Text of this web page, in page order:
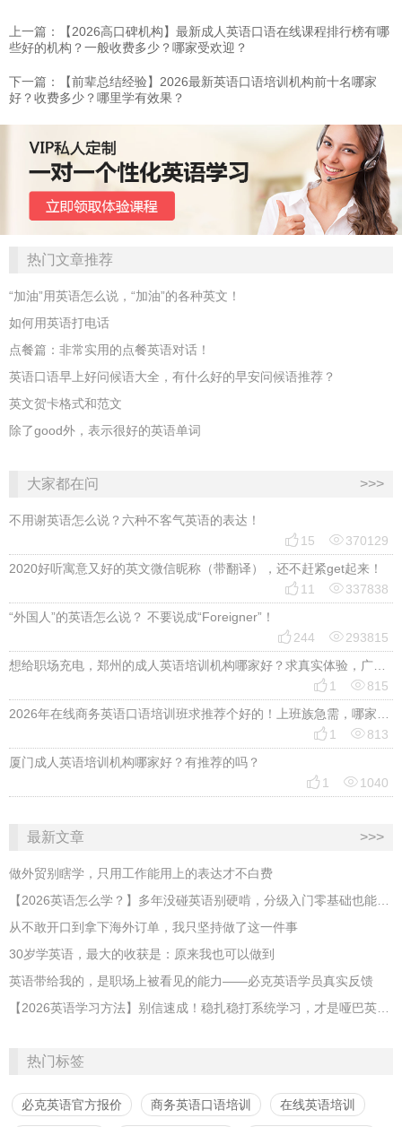
上一篇：【2026高口碑机构】最新成人英语口语在线课程排行榜有哪
些好的机构？一般收费多少？哪家受欢迎？
下一篇：【前辈总结经验】2026最新英语口语培训机构前十名哪家
好？收费多少？哪里学有效果？
热门文章推荐
“加油”用英语怎么说，“加油”的各种英文！
如何用英语打电话
点餐篇：非常实用的点餐英语对话！
英语口语早上好问候语大全，有什么好的早安问候语推荐？
英文贺卡格式和范文
除了good外，表示很好的英语单词
大家都在问 >>>
不用谢英语怎么说？六种不客气英语的表达！
 15 370129
2020好听寓意又好的英文微信昵称（带翻译），还不赶紧get起来！
 11 337838
“外国人”的英语怎么说？ 不要说成“Foreigner”！
 244 293815
想给职场充电，郑州的成人英语培训机构哪家好？求真实体验，广告勿扰，感谢！
 1 815
2026年在线商务英语口语培训班求推荐个好的！上班族急需，哪家好？
 1 813
厦门成人英语培训机构哪家好？有推荐的吗？
 1 1040
最新文章 >>>
做外贸别瞎学，只用工作能用上的表达才不白费
【2026英语怎么学？】多年没碰英语别硬啃，分级入门零基础也能跟上
从不敢开口到拿下海外订单，我只坚持做了这一件事
30岁学英语，最大的收获是：原来我也可以做到
英语带给我的，是职场上被看见的能力——必克英语学员真实反馈
【2026英语学习方法】别信速成！稳扎稳打系统学习，才是哑巴英语解药
热门标签
必克英语官方报价 商务英语口语培训 在线英语培训